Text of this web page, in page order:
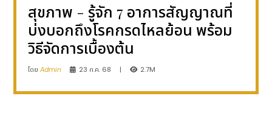
สุขภาพ - รู้จัก 7 อาการสัญญาณที่
บ่งบอกถึงโรคกรดไหลย้อน พร้อม
วิธีจัดการเบื้องต้น
โดยAdmin 23 ก.ค. 68 | 2.7M